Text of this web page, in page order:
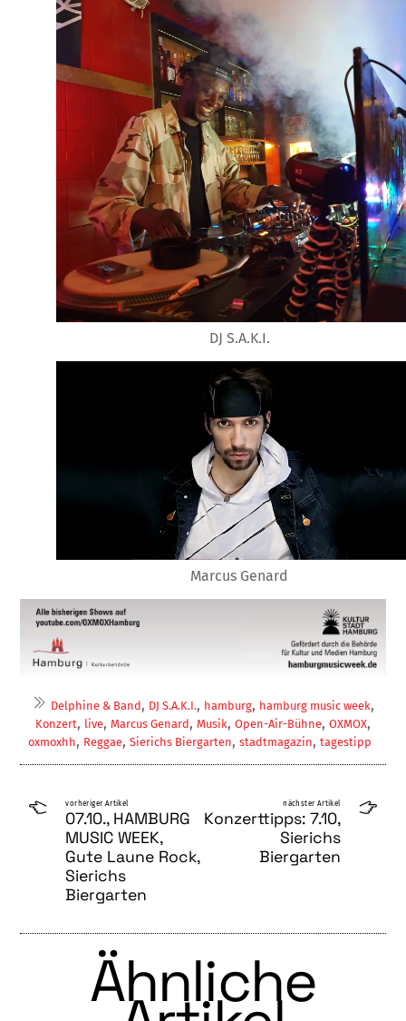
DJ S.A.K.I.
Marcus Genard
Delphine & Band, DJ S.A.K.I., hamburg, hamburg music week,
Konzert, live, Marcus Genard, Musik, Open-Air-Bühne, OXMOX,
oxmoxhh, Reggae,Sierichs Biergarten,stadtmagazin,tagestipp
vorheriger Artikel
07.10., HAMBURG
MUSIC WEEK,
Gute Laune Rock,
Sierichs
Biergarten
nächster Artikel
Konzerttipps: 7.10,
Sierichs
Biergarten
Ähnliche